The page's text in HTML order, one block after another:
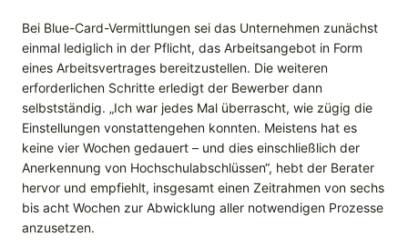
Bei Blue-Card-Vermittlungen sei das Unternehmen zunächst
einmal lediglich in der Pflicht, das Arbeitsangebot in Form
eines Arbeitsvertrages bereitzustellen. Die weiteren
erforderlichen Schritte erledigt der Bewerber dann
selbstständig. „Ich war jedes Mal überrascht, wie zügig die
Einstellungen vonstattengehen konnten. Meistens hat es
keine vier Wochen gedauert – und dies einschließlich der
Anerkennung von Hochschulabschlüssen“, hebt der Berater
hervor und empfiehlt, insgesamt einen Zeitrahmen von sechs
bis acht Wochen zur Abwicklung aller notwendigen Prozesse
anzusetzen.